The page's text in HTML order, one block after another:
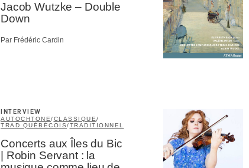
Jacob Wutzke – Double
Down
Par Frédéric Cardin
INTERVIEW
AUTOCHTONE/CLASSIQUE/
TRAD QUÉBÉCOIS/TRADITIONNEL
Concerts aux Îles du Bic
| Robin Servant : la